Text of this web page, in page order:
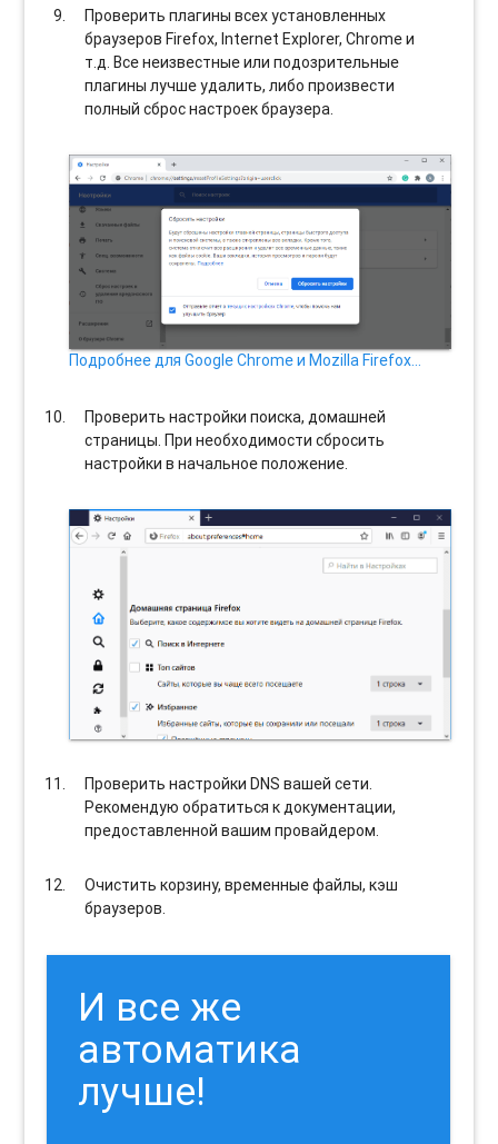
Проверить плагины всех установленных
браузеров Firefox, Internet Explorer, Chrome и
т.д. Все неизвестные или подозрительные
плагины лучше удалить, либо произвести
полный сброс настроек браузера.
Подробнее для Google Chrome и Mozilla Firefox…
Проверить настройки поиска, домашней
страницы. При необходимости сбросить
настройки в начальное положение.
Проверить настройки DNS вашей сети.
Рекомендую обратиться к документации,
предоставленной вашим провайдером.
Очистить корзину, временные файлы, кэш
браузеров.
И все же
автоматика
лучше!